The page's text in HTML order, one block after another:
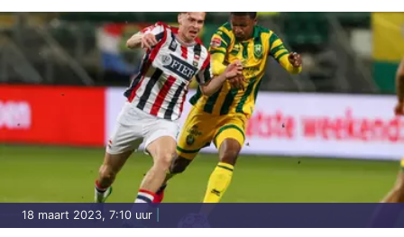
18 maart 2023, 7:10 uur